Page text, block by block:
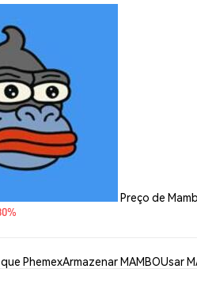
Preço de
PhemexArmazenar MAMBOUsar